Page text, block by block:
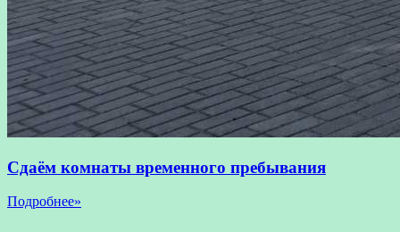
Сдаём комнаты временного пребывания
Подробнее»